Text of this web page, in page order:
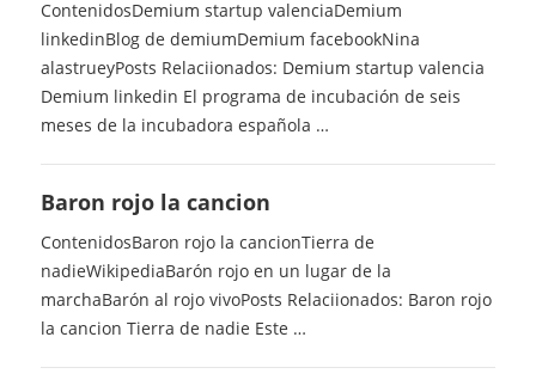
ContenidosDemium startup valenciaDemium
linkedinBlog de demiumDemium facebookNina
alastrueyPosts Relaciionados: Demium startup valencia
Demium linkedin El programa de incubación de seis
meses de la incubadora española …
Baron rojo la cancion
ContenidosBaron rojo la cancionTierra de
nadieWikipediaBarón rojo en un lugar de la
marchaBarón al rojo vivoPosts Relaciionados: Baron rojo
la cancion Tierra de nadie Este …